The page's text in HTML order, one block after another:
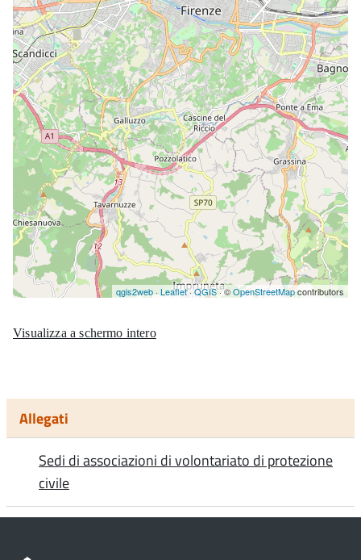
Visualizza a schermo intero
Allegati
Sedi di associazioni di volontariato di protezione
civile